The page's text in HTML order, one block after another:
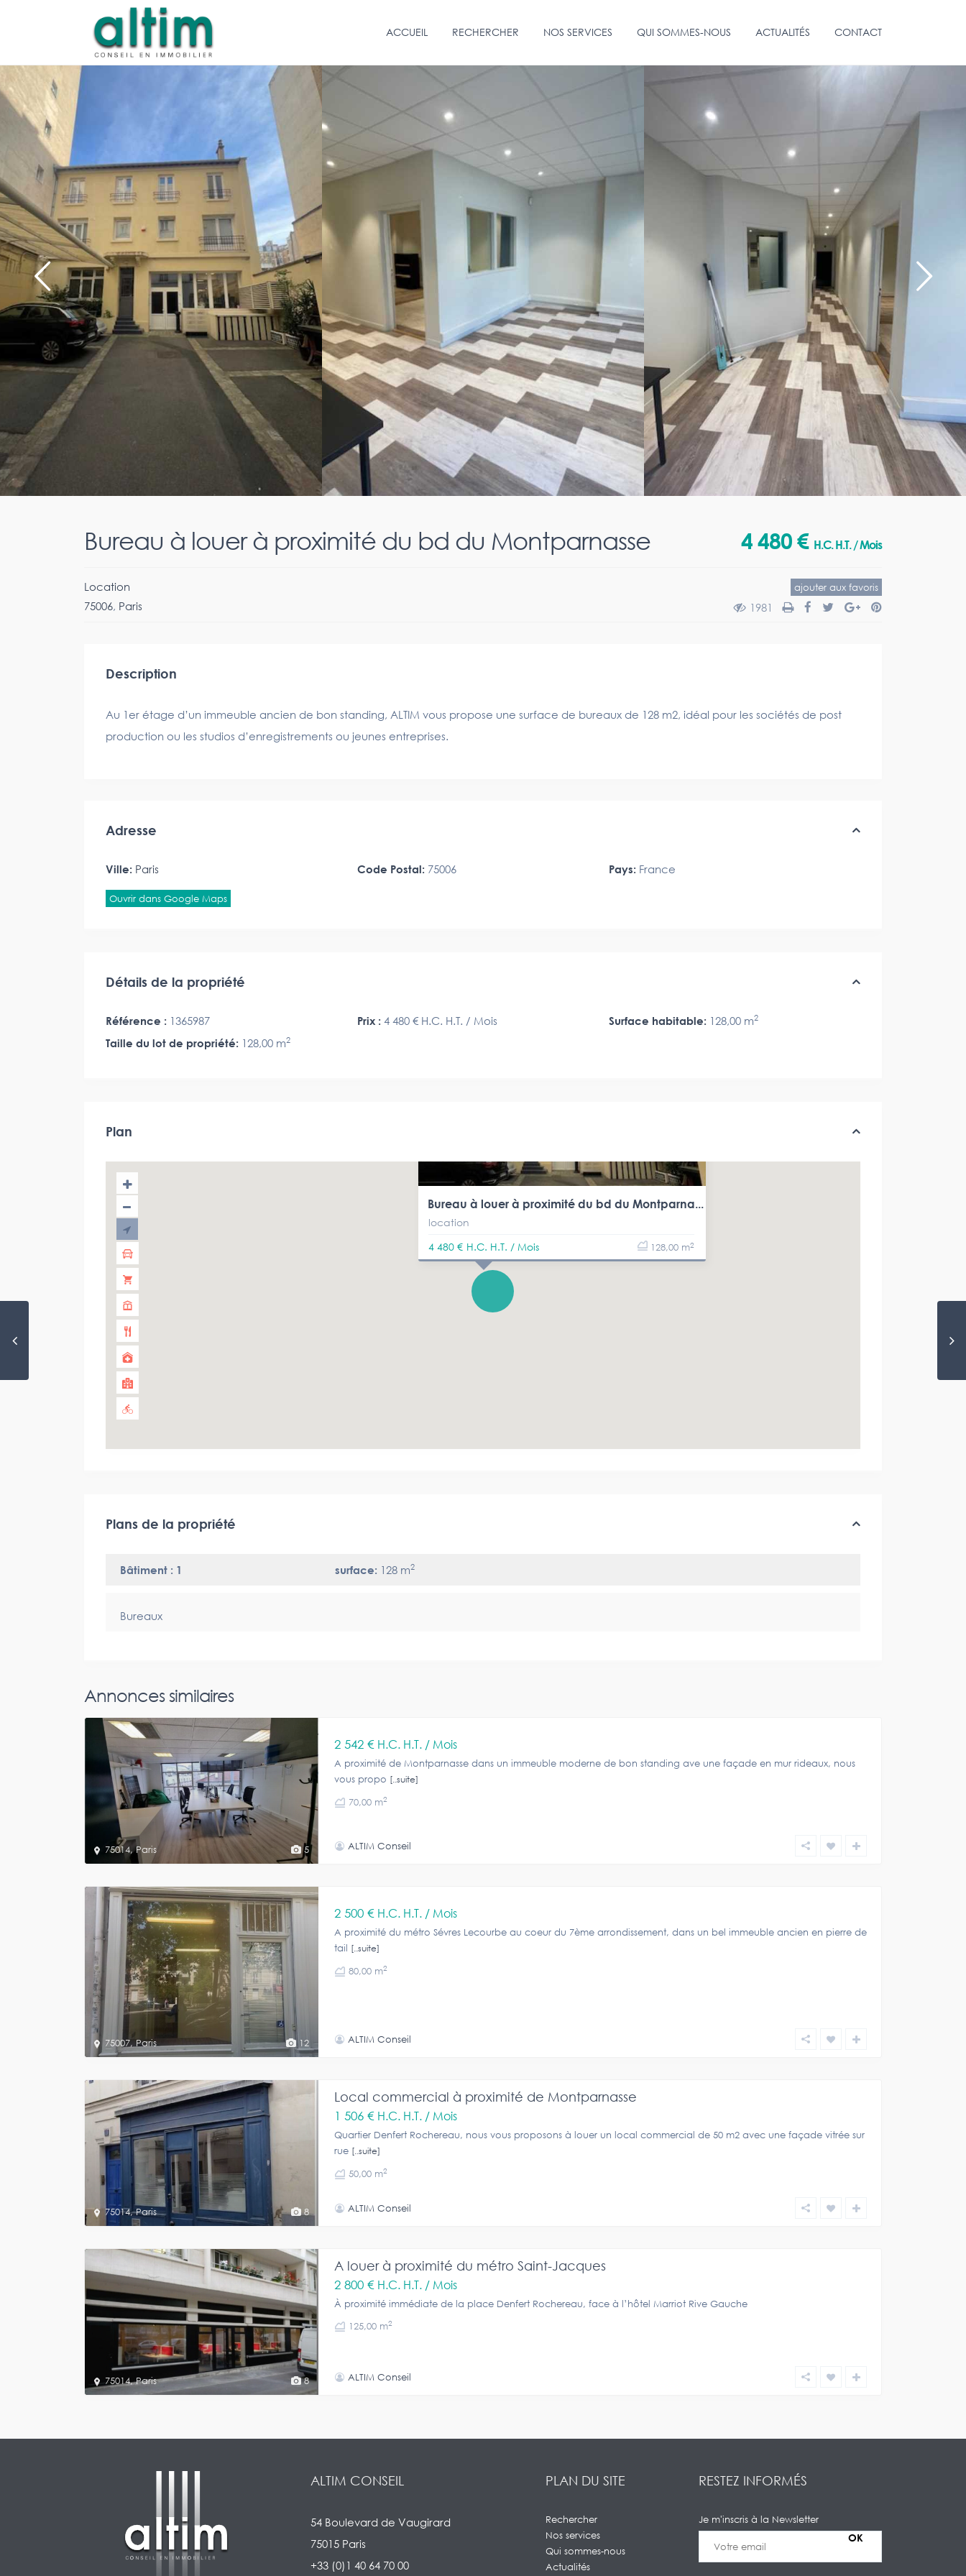
ACCUEIL RECHERCHER NOS SERVICES QUI SOMMES-NOUS ACTUALITÉS CONTACT
Bureau à louer à proximité du bd du Montparnasse 4 480 € H.C. H.T. / Mois
Location
75006, Paris
ajouter aux favoris
1981
Description
Au 1er étage d’un immeuble ancien de bon standing, ALTIM vous propose une surface de bureaux de 128 m2, idéal pour les sociétés de post
production ou les studios d’enregistrements ou jeunes entreprises.
Adresse
Ville: Paris Code Postal: 75006 Pays: France
Ouvrir dans Google Maps
Détails de la propriété
Référence : 1365987 Prix : 4 480 € H.C. H.T. / Mois Surface habitable: 128,00 m2
Taille du lot de propriété: 128,00 m2
Plan
Bureau à louer à proximité du bd du Montparna...
location
4 480 € H.C. H.T. / Mois 128,00 m2
Plans de la propriété
Bâtiment : 1 surface: 128 m2
Bureaux
Annonces similaires
5
75014,Paris
2 542 € H.C. H.T. / Mois
A proximité de Montparnasse dans un immeuble moderne de bon standing ave une façade en mur rideaux, nous
vous propo [..suite]
70,00 m2
ALTIM Conseil
12
75007,Paris
2 500 € H.C. H.T. / Mois
A proximité du métro Sévres Lecourbe au coeur du 7ème arrondissement, dans un bel immeuble ancien en pierre de
tail [..suite]
80,00 m2
ALTIM Conseil
8
75014,Paris
Local commercial à proximité de Montparnasse
1 506 € H.C. H.T. / Mois
Quartier Denfert Rochereau, nous vous proposons à louer un local commercial de 50 m2 avec une façade vitrée sur
rue [..suite]
50,00 m2
ALTIM Conseil
8
75014,Paris
A louer à proximité du métro Saint-Jacques
2 800 € H.C. H.T. / Mois
À proximité immédiate de la place Denfert Rochereau, face à l’hôtel Marriot Rive Gauche
125,00 m2
ALTIM Conseil
ALTIM CONSEIL
54 Boulevard de Vaugirard
75015 Paris
+33 (0)1 40 64 70 00
PLAN DU SITE
Rechercher
Nos services
Qui sommes-nous
Actualités
RESTEZ INFORMÉS
Je m'inscris à la Newsletter